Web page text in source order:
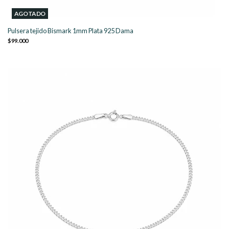
AGOTADO
Pulsera tejido Bismark 1mm Plata 925 Dama
$99.000